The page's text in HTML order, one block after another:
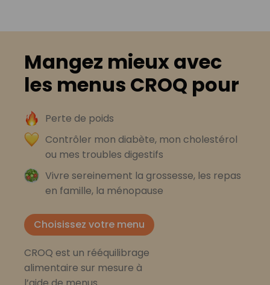
Mangez mieux avec
les menus CROQ pour
Perte de poids
Contrôler mon diabète, mon cholestérol
ou mes troubles digestifs
Vivre sereinement la grossesse, les repas
en famille, la ménopause
Choisissez votre menu
CROQ est un rééquilibrage
alimentaire sur mesure à